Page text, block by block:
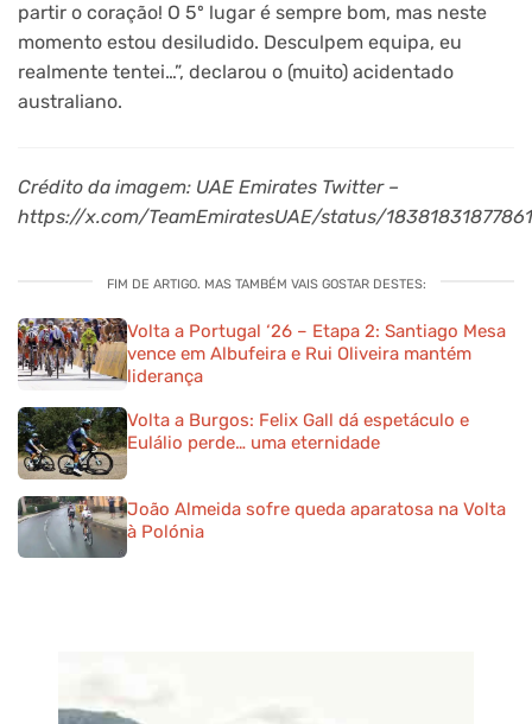
partir o coração! O 5º lugar é sempre bom, mas neste
momento estou desiludido. Desculpem equipa, eu
realmente tentei…”, declarou o (muito) acidentado
australiano.
Crédito da imagem: UAE Emirates Twitter –
https://x.com/TeamEmiratesUAE/status/
FIM DE ARTIGO. MAS TAMBÉM VAIS GOSTAR DESTES:
Volta a Portugal ‘26 – Etapa 2: Santiago Mesa
vence em Albufeira e Rui Oliveira mantém
liderança
Volta a Burgos: Felix Gall dá espetáculo e
Eulálio perde… uma eternidade
João Almeida sofre queda aparatosa na Volta
à Polónia